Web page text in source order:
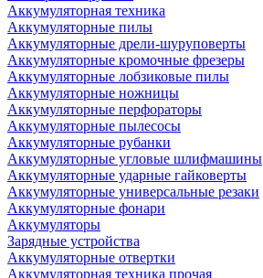
Аккумуляторная техника
Аккумуляторные пилы
Аккумуляторные дрели-шуруповерты
Аккумуляторные кромочные фрезеры
Аккумуляторные лобзиковые пилы
Аккумуляторные ножницы
Аккумуляторные перфораторы
Аккумуляторные пылесосы
Аккумуляторные рубанки
Аккумуляторные угловые шлифмашины
Аккумуляторные ударные гайковерты
Аккумуляторные универсальные резаки
Аккумуляторные фонари
Аккумуляторы
Зарядные устройства
Аккумуляторные отвертки
Аккумуляторная техника прочая